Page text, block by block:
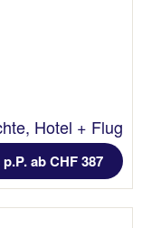
Hotel + Flug
ab CHF 387